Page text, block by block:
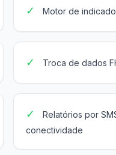
✓ Motor de
✓ Troca de dados
✓
Relatórios por
conectividade